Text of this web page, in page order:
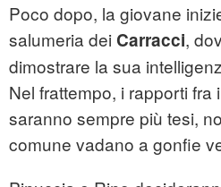
Poco dopo, la giovane
salumeria dei Carracci,
dimostrare la sua
Nel frattempo, i rapporti fra
saranno sempre più tesi,
comune vadano a gonfie